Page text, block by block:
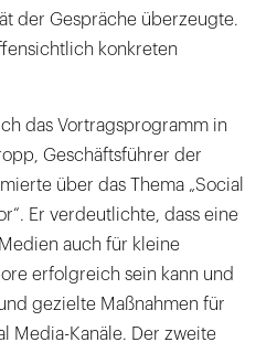
der Gespräche überzeugte.
konkreten
das Vortragsprogramm in
Geschäftsführer der
über das Thema „Social
Er verdeutlichte, dass eine
auch für kleine
erfolgreich sein kann und
gezielte Maßnahmen für
Media-Kanäle. Der zweite